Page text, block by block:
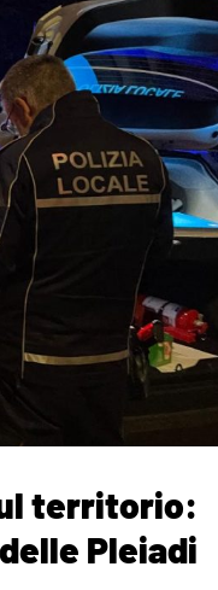
territorio:
Pleiadi